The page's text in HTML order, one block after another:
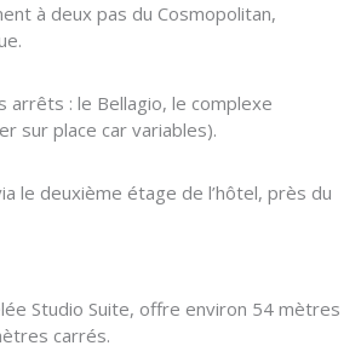
à deux pas du Cosmopolitan,
: le Bellagio, le complexe
sur place car variables).
le deuxième étage de l’hôtel, près du
Studio Suite, offre environ 54 mètres
carrés.